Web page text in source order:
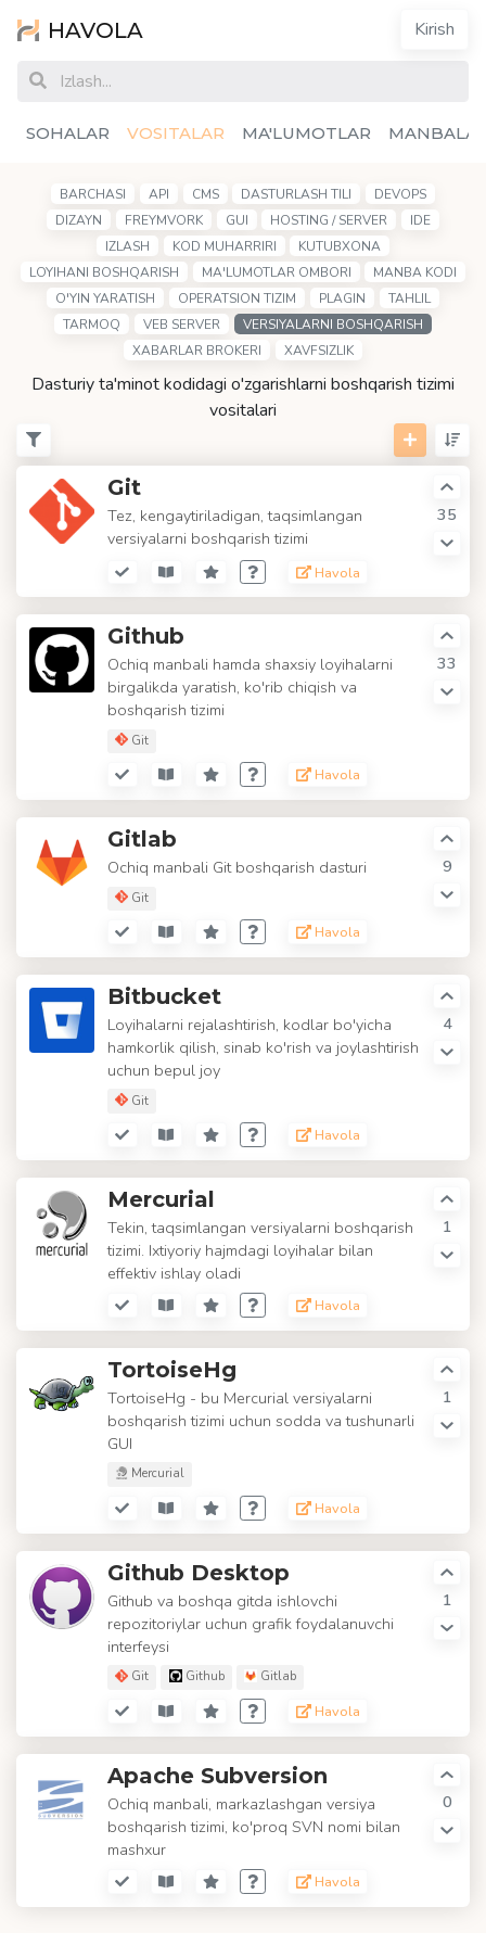
HAVOLA Kirish
SOHALAR VOSITALAR MA'LUMOTLAR
BARCHASI API CMS DASTURLASH TILI
DEVOPS
DIZAYN
FREYMVORK GUI HOSTING / SERVER
IDE
IZLASH
KOD MUHARRIRI
KUTUBXONA
LOYIHANI BOSHQARISH
MA'LUMOTLAR OMBORI
MANBA KODI
O'YIN YARATISH
OPERATSION TIZIM PLAGIN
TAHLIL
TARMOQ
VEB SERVER
VERSIYALARNI BOSHQARISH
XABARLAR BROKERI
XAVFSIZLIK
Dasturiy ta'minot kodidagi o'zgarishlarni boshqarish tizimi
vositalari
35
Git
Tez, kengaytiriladigan, taqsimlangan
versiyalarni boshqarish tizimi
Havola
33
Github
Ochiq manbali hamda shaxsiy loyihalarni
birgalikda yaratish, ko'rib chiqish va
boshqarish tizimi
Git
Havola
9
Gitlab
Ochiq manbali Git boshqarish dasturi
Git
Havola
4
Bitbucket
Loyihalarni rejalashtirish, kodlar bo'yicha
hamkorlik qilish, sinab ko'rish va joylashtirish
uchun bepul joy
Git
Havola
1
Mercurial
Tekin, taqsimlangan versiyalarni boshqarish
tizimi. Ixtiyoriy hajmdagi loyihalar bilan
effektiv ishlay oladi
Havola
1
TortoiseHg
TortoiseHg - bu Mercurial versiyalarni
boshqarish tizimi uchun sodda va tushunarli
GUI
Mercurial
Havola
1
Github Desktop
Github va boshqa gitda ishlovchi
repozitoriylar uchun grafik foydalanuvchi
interfeysi
Git Github Gitlab
Havola
0
Apache Subversion
Ochiq manbali, markazlashgan versiya
boshqarish tizimi, ko'proq SVN nomi bilan
mashxur
Havola